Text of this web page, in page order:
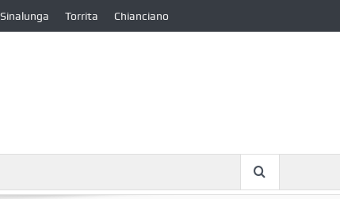
Sinalunga Torrita Chianciano